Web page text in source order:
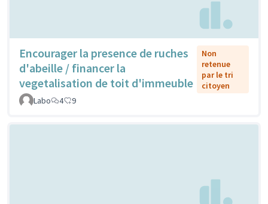
Encourager la presence de ruches
d'abeille / financer la
vegetalisation de toit d'immeuble
Non
retenue
par le tri
citoyen
Labo
4 9